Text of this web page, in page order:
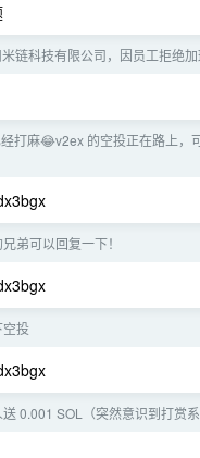
链科技有限公司，因员工拒绝
打麻😂v2ex 的空投正在路上，
弟可以回复一下！
空投
送 0.001 SOL（突然意识到打赏